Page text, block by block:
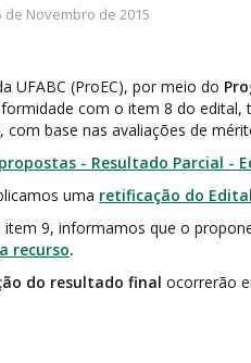
de Novembro de 2015
UFABC (ProEC), por meio do
com o item 8 do
base nas avaliações de
- Resultado Parcial -
uma retificação do
9, informamos que o
recurso.
do resultado final ocorrerão